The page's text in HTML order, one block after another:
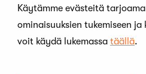
Käytämme evästeitä
ominaisuuksien tukemiseen
voit käydä lukemassa täällä.